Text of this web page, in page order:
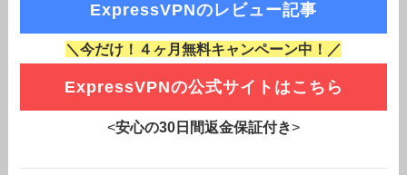
ExpressVPNのレビュー記事
＼今だけ！４ヶ月無料キャンペーン中！／
ExpressVPNの公式サイトはこちら
<安心の30日間返金保証付き>